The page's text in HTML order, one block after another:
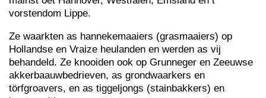
vorstendom Lippe.
Ze waarkten as hannekemaaiers (grasmaaiers) op
Hollandse en Vraize heulanden en werden as vij
behandeld. Ze knooiden ook op Grunneger en Zeeuwse
akkerbaauwbedrieven, as grondwaarkers en
törfgroavers, en as tiggeljongs (stainbakkers) en